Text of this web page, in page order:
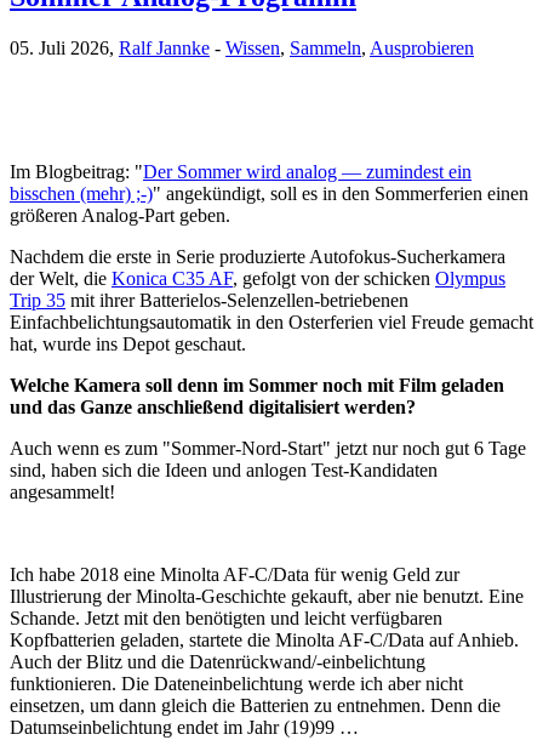
05. Juli 2026, Ralf Jannke - Wissen, Sammeln, Ausprobieren
Im Blogbeitrag: "Der Sommer wird analog — zumindest ein
bisschen (mehr) ;-)" angekündigt, soll es in den Sommerferien einen
größeren Analog-Part geben.
Nachdem die erste in Serie produzierte Autofokus-Sucherkamera
der Welt, die Konica C35 AF, gefolgt von der schicken Olympus
Trip 35 mit ihrer Batterielos-Selenzellen-betriebenen
Einfachbelichtungsautomatik in den Osterferien viel Freude gemacht
hat, wurde ins Depot geschaut.
Welche Kamera soll denn im Sommer noch mit Film geladen
und das Ganze anschließend digitalisiert werden?
Auch wenn es zum "Sommer-Nord-Start" jetzt nur noch gut 6 Tage
sind, haben sich die Ideen und anlogen Test-Kandidaten
angesammelt!
Ich habe 2018 eine Minolta AF-C/Data für wenig Geld zur
Illustrierung der Minolta-Geschichte gekauft, aber nie benutzt. Eine
Schande. Jetzt mit den benötigten und leicht verfügbaren
Kopfbatterien geladen, startete die Minolta AF-C/Data auf Anhieb.
Auch der Blitz und die Datenrückwand/-einbelichtung
funktionieren. Die Dateneinbelichtung werde ich aber nicht
einsetzen, um dann gleich die Batterien zu entnehmen. Denn die
Datumseinbelichtung endet im Jahr (19)99 …